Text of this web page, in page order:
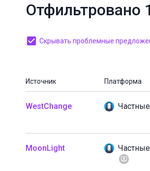
Отфильтровано
Скрывать проблемные
Источник Платформа
WestChange Частные
MoonLight Частные